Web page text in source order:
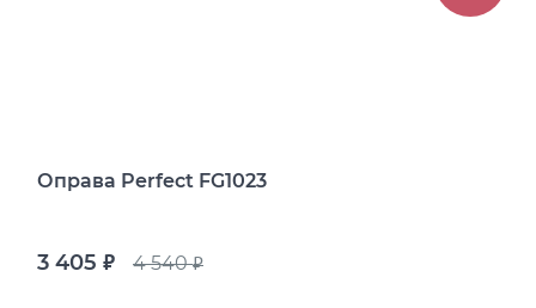
Оправа Perfect FG1023
3 405 руб. 4 540руб.